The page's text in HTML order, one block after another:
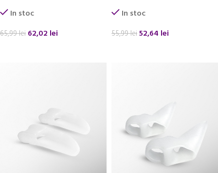
In stoc
65,99lei 62,02 lei
In stoc
55,99lei52,64 lei